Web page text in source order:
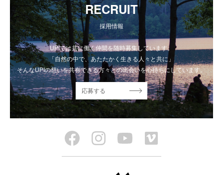
RECRUIT
採用情報
UPIでは共に働く仲間を随時募集しています。
「自然の中で、あたたかく生きる人々と共に」
そんなUPIの想いを共有できる方々との出会いを心待ちにしています。
応募する